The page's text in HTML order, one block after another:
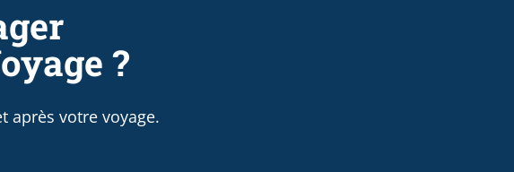
?
après votre voyage.